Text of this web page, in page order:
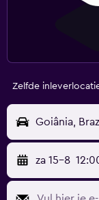
Zelfde
Goiânia,
za 15-8